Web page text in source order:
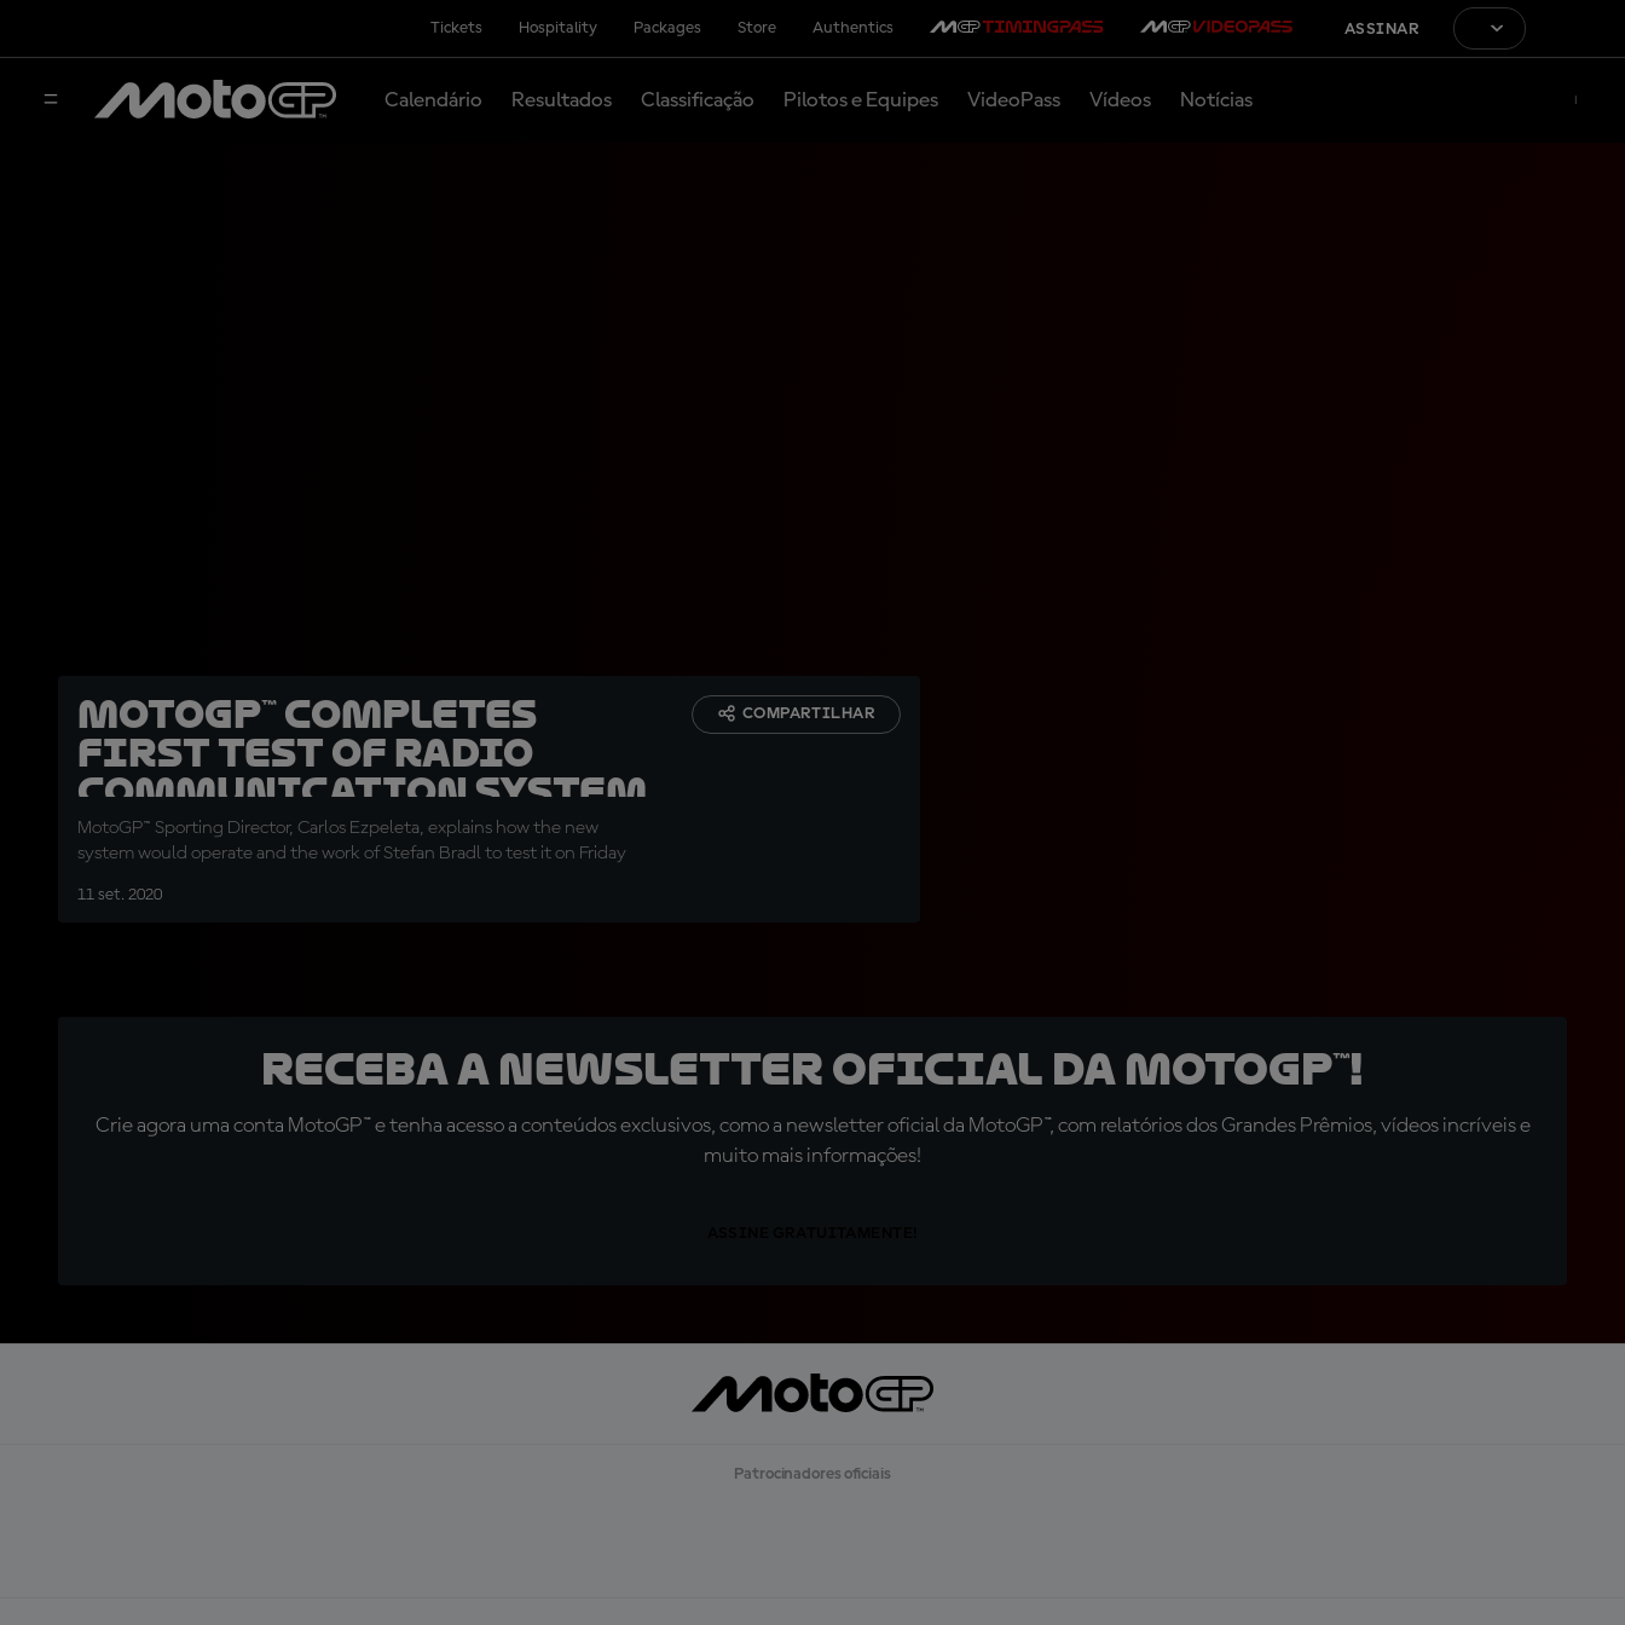
Tickets Hospitality Packages Store Authentics ASSINAR
Calendário Resultados Classificação Pilotos e Equipes VideoPass Vídeos Notícias
MotoGP™ completes
first test of radio
communication system
MotoGP™ Sporting Director, Carlos Ezpeleta, explains how the new
system would operate and the work of Stefan Bradl to test it on Friday
11 set. 2020
COMPARTILHAR
Receba a newsletter oficial da MotoGP™!
Crie agora uma conta MotoGP™ e tenha acesso a conteúdos exclusivos, como a newsletter oficial da MotoGP™, com relatórios dos Grandes Prêmios, vídeos incríveis e
muito mais informações!
Patrocinadores oficiais